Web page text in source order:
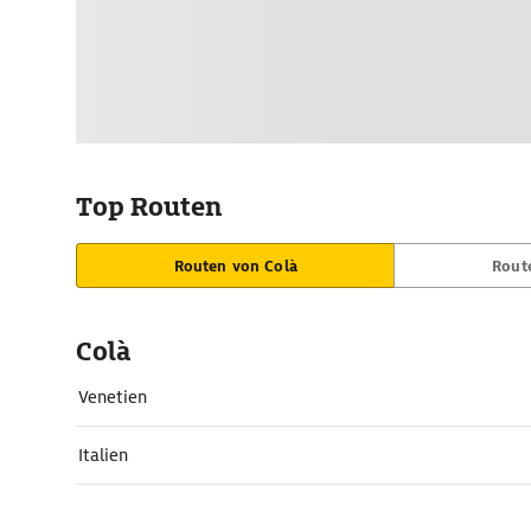
Top Routen
Routen von Colà
Colà
Venetien
Italien